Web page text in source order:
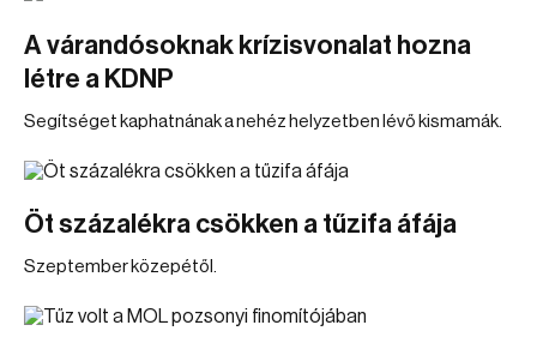
A várandósoknak krízisvonalat hozna
létre a KDNP
Segítséget kaphatnának a nehéz helyzetben lévő kismamák.
Öt százalékra csökken a tűzifa áfája
Szeptember közepétől.